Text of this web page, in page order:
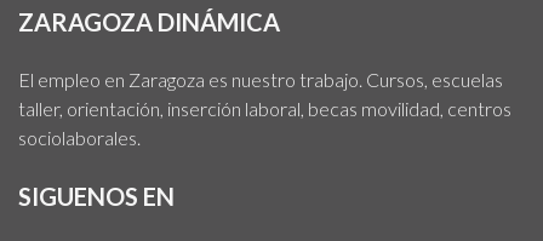
ZARAGOZA DINÁMICA
El empleo en Zaragoza es nuestro trabajo. Cursos, escuelas
taller, orientación, inserción laboral, becas movilidad, centros
sociolaborales.
SIGUENOS EN